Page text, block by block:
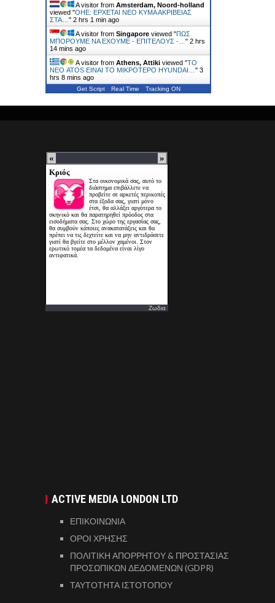
A visitor from Amsterdam, Noord-holland
viewed "ΟΗΕ: ΕΡΧΕΤΑΙ ΝΕΟ ΚΥΜΑ ΑΚΡΙΒΕΙΑΣ
ΣΤΑ… " 2 hrs 1 min ago
A visitor from Singapore viewed "ΠΩΣ
ΜΠΟΡΟΥΜΕ ΝΑ ΕΧΟΥΜΕ - ΕΠΙΤΕΛΟΥΣ -… " 2 hrs
14 mins ago
A visitor from Athens, Attiki viewed "ΤΟ
ΝΕΟ ATOS ΕΙΝΑΙ ΤΟ ΜΙΚΡΟΤΕΡΟ HYUNDAI… " 3
hrs 8 mins ago
Get Script Real Time Tracking ON
Ζωδια
ACTIVE MEDIA LONDON LTD
ΕΠΙΚΟΙΝΩΝΙΑ
ΟΡΟΙ ΧΡΗΣΗΣ
ΠΟΛΙΤΙΚΗ ΑΠΟΡΡΗΤΟΥ & ΠΡΟΣΤΑΣΙΑΣ
ΠΡΟΣΩΠΙΚΩΝ ΔΕΔΟΜΕΝΩΝ (GDPR)
ΤΑΥΤΟΤΗΤΑ ΙΣΤΟΤΟΠΟΥ